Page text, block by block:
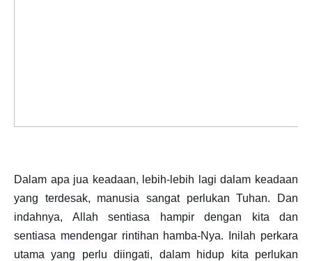
Dalam apa jua keadaan, lebih-lebih lagi dalam keadaan
yang terdesak, manusia sangat perlukan Tuhan. Dan
indahnya, Allah sentiasa hampir dengan kita dan
sentiasa mendengar rintihan hamba-Nya. Inilah perkara
utama yang perlu diingati, dalam hidup kita perlukan